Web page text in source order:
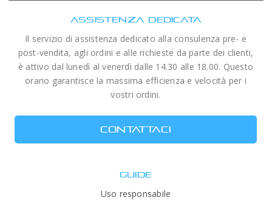
ASSISTENZA DEDICATA
Il servizio di assistenza dedicato alla consulenza pre- e
post-vendita, agli ordini e alle richieste da parte dei clienti,
è attivo dal lunedì al venerdì dalle 14.30 alle 18.00. Questo
orario garantisce la massima efficienza e velocità per i
vostri ordini.
CONTATTACI
GUIDE
Uso responsabile